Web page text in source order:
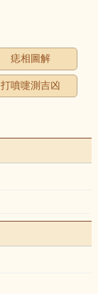
痣相圖解
打噴嚏測吉凶